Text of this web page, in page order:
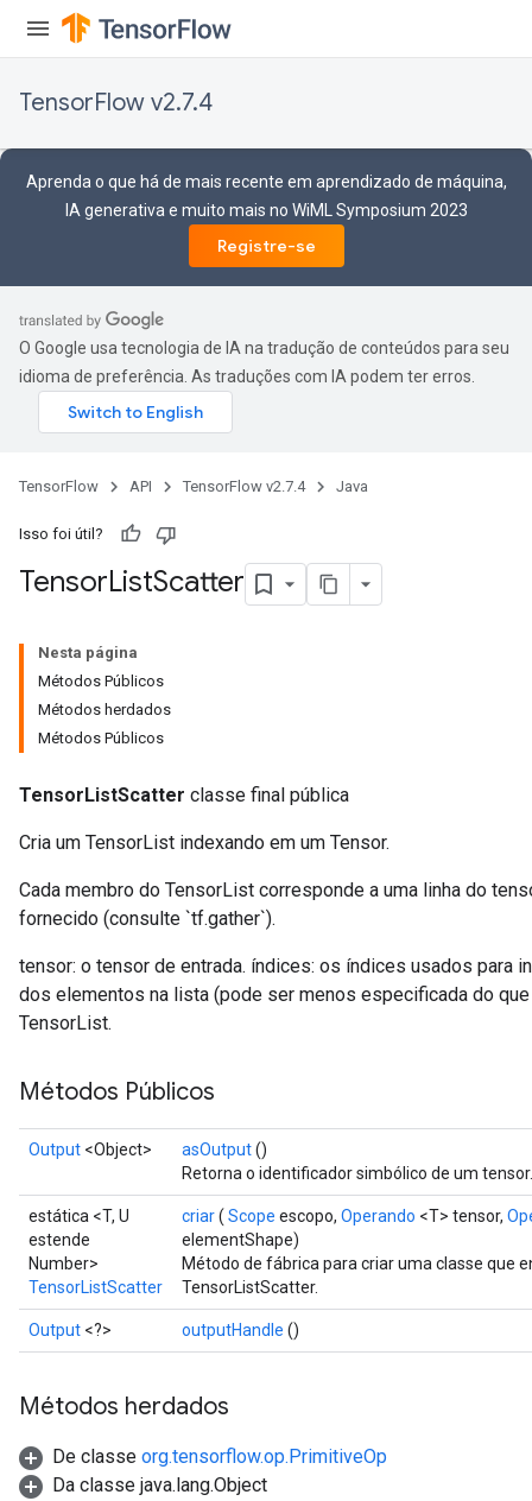
TensorFlow v2.7.4
Aprenda o que há de mais recente em aprendizado de máquina,
IA generativa e muito mais no WiML Symposium 2023
Registre-se
O Google usa tecnologia de IA na tradução de conteúdos para seu
idioma de preferência. As traduções com IA podem ter erros.
TensorFlow API TensorFlow v2.7.4 Java
Isso foi útil?
TensorListScatter
Nesta página
Métodos Públicos
Métodos herdados
Métodos Públicos
TensorListScatter classe final pública
Cria um TensorList indexando em um Tensor.
Cada membro do TensorList corresponde a uma linha do
fornecido (consulte `tf.gather`).
tensor: o tensor de entrada. índices: os índices usados ​​para
dos elementos na lista (pode ser menos especificada do
TensorList.
Métodos Públicos
Output <Object> asOutput()
Retorna o identificador simbólico de um tensor.
estática <T, U
estende
Number>
TensorListScatter
criar( Scope escopo, Operando <T> tensor,
elementShape)
Método de fábrica para criar uma classe que
TensorListScatter.
Output <?> outputHandle ()
Métodos herdados
De classe org.tensorflow.op.PrimitiveOp
Da classe java.lang.Object